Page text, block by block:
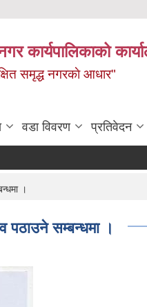
कार्यपालिकाको
समृद्ध नगरकाे आधार"
वडा विवरण प्रतिवेदन
।
पठाउने सम्बन्धमा ।